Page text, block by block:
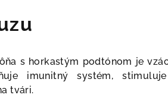
s horkastým podtónom je
imunitný systém,
tvári.